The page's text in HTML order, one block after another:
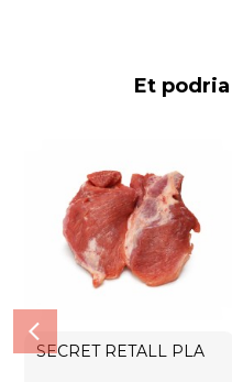
Et
SECRET RETALL PLA